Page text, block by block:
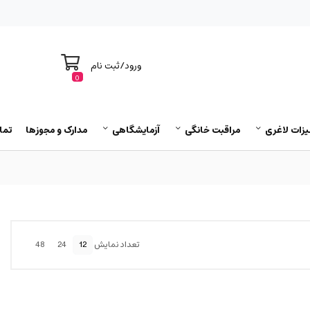
ورود/ثبت نام
0
لاغری مراقبت خانگی آزمایشگاهی مدارک و مجوزها
تعداد نمایش 12
24
48